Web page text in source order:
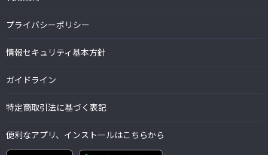
プライバシーポリシー
情報セキュリティ基本方針
ガイドライン
特定商取引法に基づく表記
便利なアプリ、インストールはこちらから